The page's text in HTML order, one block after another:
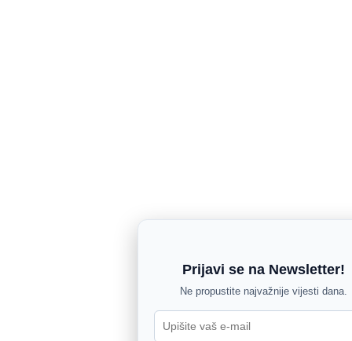
Prijavi se na Newsletter!
Ne propustite najvažnije vijesti dana.